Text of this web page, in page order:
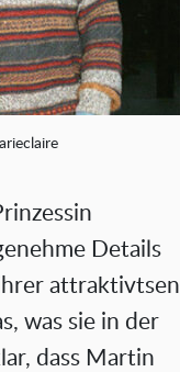
Details
attraktivtsen
was sie in der
dass Martin